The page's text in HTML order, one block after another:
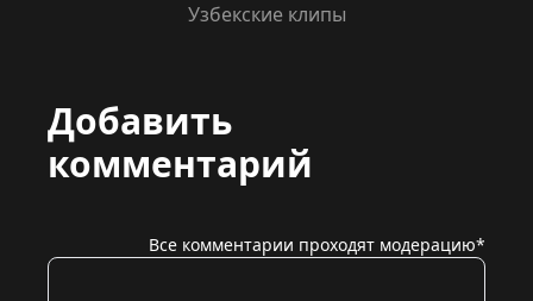
Узбекские клипы
Добавить
комментарий
Все комментарии проходят модерацию*